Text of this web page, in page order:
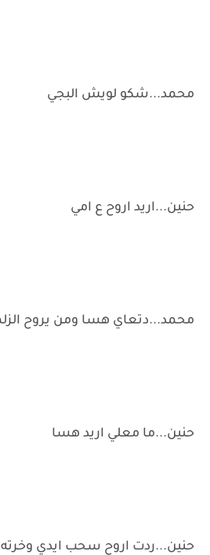
محمد...شكو لويش البجي
حنين...اريد اروح ع امي
محمد...دتعاي هسا ومن يروح
حنين...ما معلي اريد هسا
حنين...ردت اروح سحب ايدي